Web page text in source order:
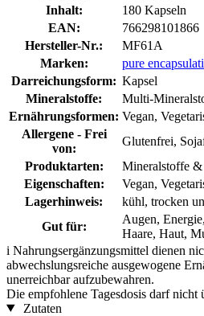
Inhalt:
180 Kapseln
EAN:
766298101866
Hersteller-Nr.:
MF61A
Marken:
pure
Darreichungsform: Kapsel
Mineralstoffe:
Multi-
Ernährungsformen: Vegan,
Allergene - Frei
von:
Glutenfrei,
Produktarten:
Mineralstoffe &
Eigenschaften:
Vegan,
Lagerhinweis:
kühl, trocken
Gut für:
Augen,
Haare, Haut,
i Nahrungsergänzungsmittel dienen
abwechslungsreiche ausgewogene
unerreichbar aufzubewahren.
Die empfohlene Tagesdosis darf nicht
Zutaten